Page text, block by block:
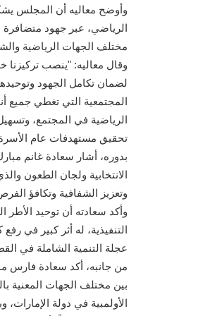
وأوضح معاليه أن المجلس
الرياضي، عبر جهود متضافرة
مختلف الجهات الرياضية
وقال معاليه: "ينصب تركيزنا
لضمان تكامل الجهود
المجتمعية التي تغطي جميع
الرياضية في المجتمع،
تحقيق مستهدفات عام الأسرة
بدوره، أشار سعادة غانم
الانتخابية ولجان الطعون
وتعزيز الشفافية وتكافؤ
وأكد سعادته أن توحيد الأطر
التنفيذية، له أثر كبير في
عجلة التنمية الشاملة في
من جانبه، أكد سعادة فارس
بين مختلف الجهات المعنية
الأولمبية في دولة الإمارات،